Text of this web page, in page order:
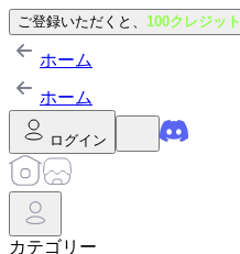
ご登録いただくと、 100クレジット
ホーム
ホーム
ログイン
カテゴリー